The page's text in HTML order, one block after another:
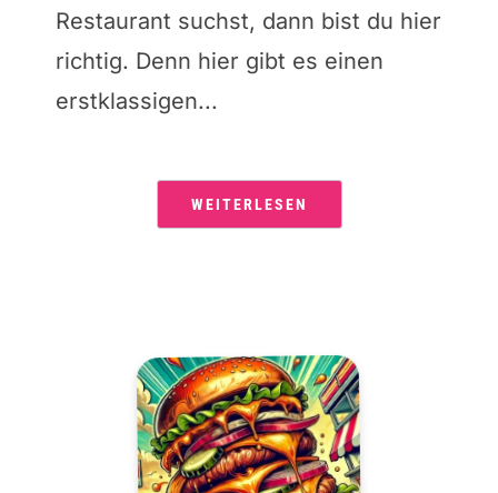
Restaurant suchst, dann bist du hier
richtig. Denn hier gibt es einen
erstklassigen...
WEITERLESEN